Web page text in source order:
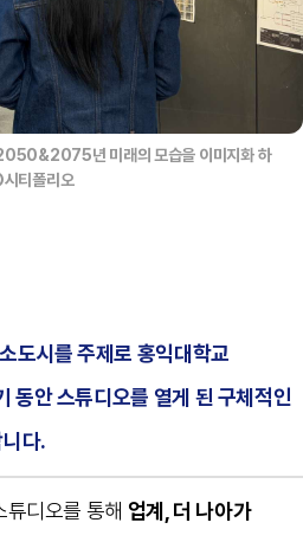
년 미래의 모습을 이미지화 하
티폴리오
도시를 주제로 홍익대학교
안 스튜디오를 열게 된 구체적인
다.
튜디오를 통해 업계, 더 나아가